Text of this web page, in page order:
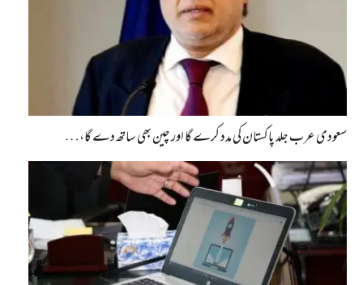
سعودی عرب جلد پاکستان کی مدد کرے گا اور چین بھی ساتھ دے گا،…